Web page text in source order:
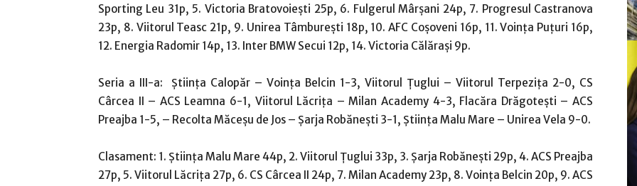
Sporting Leu 31p, 5. Victoria Bratovoieşti 25p, 6. Fulgerul Mârşani 24p, 7. Progresul Castranova
23p, 8. Viitorul Teasc 21p, 9. Unirea Tâmbureşti 18p, 10. AFC Coşoveni 16p, 11. Voinţa Puţuri 16p,
12. Energia Radomir 14p, 13. Inter BMW Secui 12p, 14. Victoria Călăraşi 9p.
Seria a III-a: Ştiinţa Calopăr – Voinţa Belcin 1-3, Viitorul Ţuglui – Viitorul Terpeziţa 2-0, CS
Cârcea II – ACS Leamna 6-1, Viitorul Lăcriţa – Milan Academy 4-3, Flacăra Drăgoteşti – ACS
Preajba 1-5, – Recolta Măceşu de Jos – Şarja Robăneşti 3-1, Ştiinţa Malu Mare – Unirea Vela 9-0.
Clasament: 1. Ştiinţa Malu Mare 44p, 2. Viitorul Ţuglui 33p, 3. Şarja Robăneşti 29p, 4. ACS Preajba
27p, 5. Viitorul Lăcriţa 27p, 6. CS Cârcea II 24p, 7. Milan Academy 23p, 8. Voinţa Belcin 20p, 9. ACS